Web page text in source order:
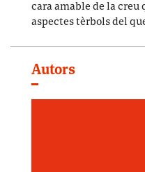
cara amable de la
aspectes tèrbols del
Autors